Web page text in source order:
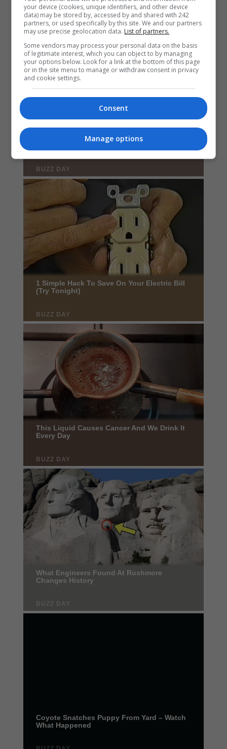
your device (cookies, unique identifiers, and other device
data) may be stored by, accessed by and shared with 242
partners, or used specifically by this site. We and our partners
may use precise geolocation data. List of partners.
Some vendors may process your personal data on the basis
of legitimate interest, which you can object to by managing
your options below. Look for a link at the bottom of this page
or in the site menu to manage or withdraw consent in privacy
and cookie settings.
Consent
Manage options